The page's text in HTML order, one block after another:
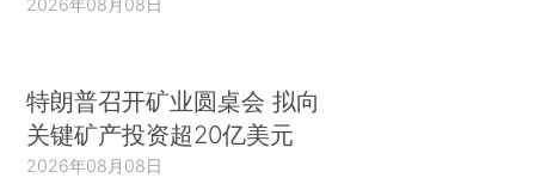
特朗普召开矿业圆桌会 拟向
关键矿产投资超20亿美元
2026年08月08日